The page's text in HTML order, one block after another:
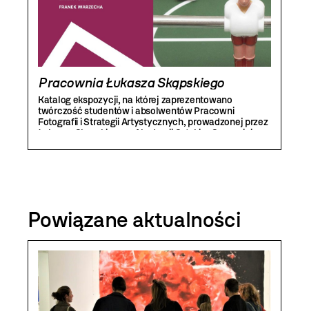
Pracownia Łukasza Skąpskiego
Katalog ekspozycji, na której zaprezentowano
twórczość studentów i absolwentów Pracowni
Fotografii i Strategii Artystycznych, prowadzonej przez
Łukasza Skąpskiego w Akademii Sztuki w Szczecinie.
Powiązane aktualności